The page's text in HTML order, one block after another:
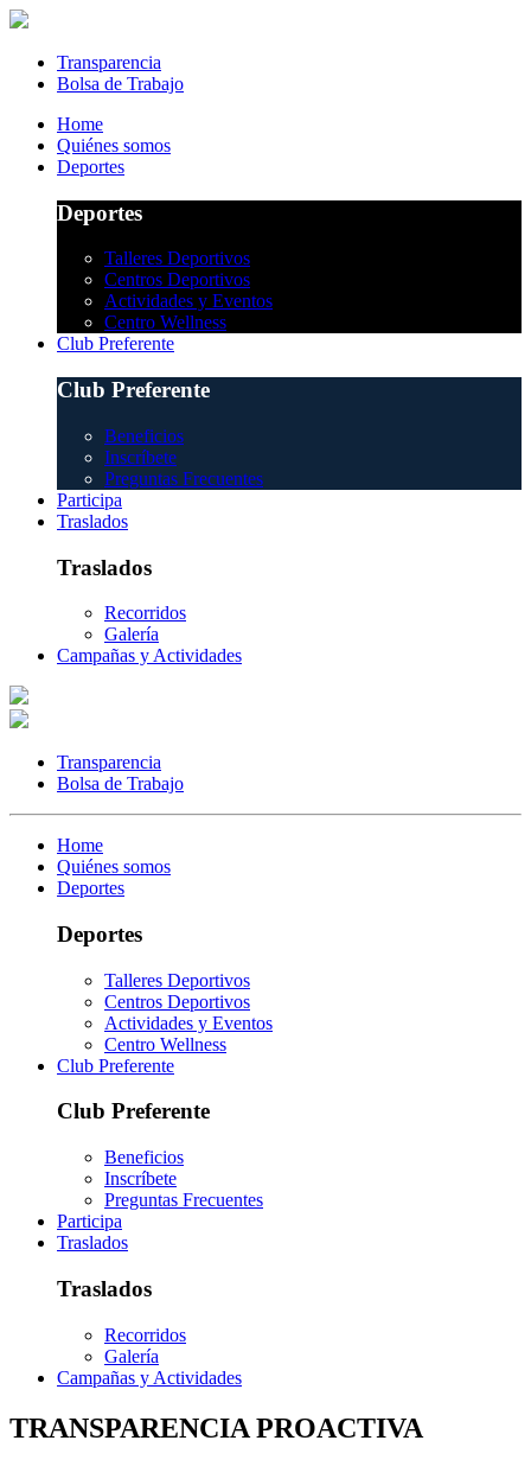
Transparencia
Bolsa de Trabajo
Home
Quiénes somos
Deportes
Deportes
Talleres Deportivos
Centros Deportivos
Actividades y Eventos
Centro Wellness
Club Preferente
Club Preferente
Beneficios
Inscríbete
Preguntas Frecuentes
Participa
Traslados
Traslados
Recorridos
Galería
Campañas y Actividades
Transparencia
Bolsa de Trabajo
Home
Quiénes somos
Deportes
Deportes
Talleres Deportivos
Centros Deportivos
Actividades y Eventos
Centro Wellness
Club Preferente
Club Preferente
Beneficios
Inscríbete
Preguntas Frecuentes
Participa
Traslados
Traslados
Recorridos
Galería
Campañas y Actividades
TRANSPARENCIA PROACTIVA